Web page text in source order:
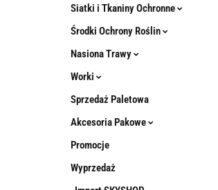
Siatki i Tkaniny Ochronne
Środki Ochrony Roślin
Nasiona Trawy
Worki
Sprzedaż Paletowa
Akcesoria Pakowe
Promocje
Wyprzedaż